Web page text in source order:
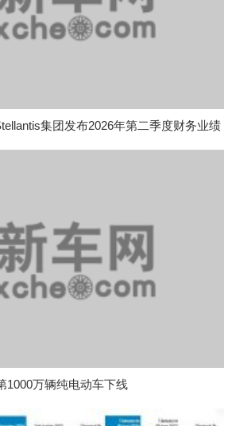
集团发布2026年第二季度财务业绩
1000万辆纯电动车下线